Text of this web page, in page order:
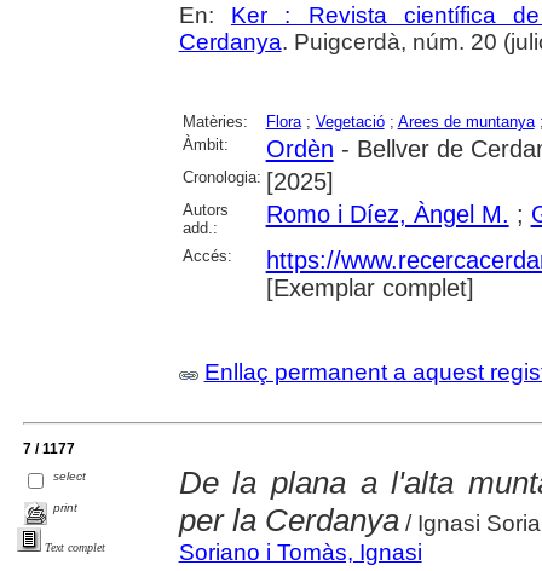
En: Ker : Revista científica
Cerdanya. Puigcerdà, núm. 20
Matèries: Flora; Vegetació; Arees de muntanya
Àmbit:
Ordèn - Bellver de
Cronologia: [2025]
Autors
add.:
Romo i Díez, Àngel M. ;
Accés:
https://
[Exemplar complet]
Enllaç permanent a aquest
7 / 1177
select
print
Text complet
De la plana a l'alta
per la Cerdanya/ Ignasi
Soriano i Tomàs, Ignasi